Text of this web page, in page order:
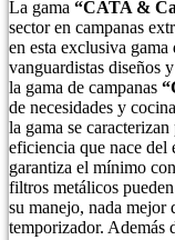
La gama “CATA &
sector en campanas
en esta exclusiva
vanguardistas diseños
la gama de campanas
de necesidades y
la gama se
eficiencia que nace
garantiza el mínimo
filtros metálicos
su manejo, nada mejor
temporizador. Además